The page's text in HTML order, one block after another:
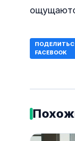
FACEBOOK